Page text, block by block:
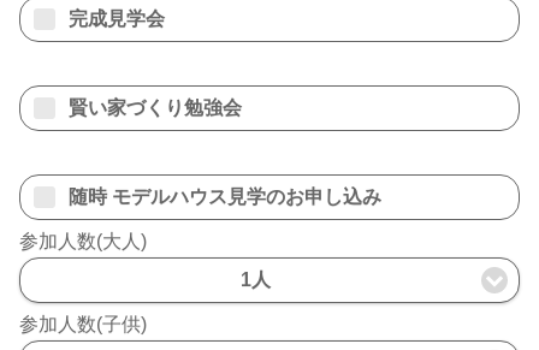
完成見学会
賢い家づくり勉強会
随時 モデルハウス見学のお申し込み
参加人数(大人)
1人
参加人数(子供)